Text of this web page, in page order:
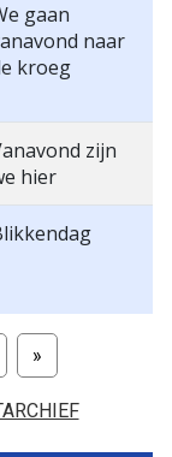
gaan
naar
kroeg
zijn
hier
»